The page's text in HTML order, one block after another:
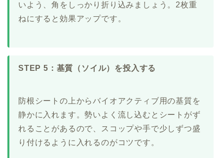
いよう、角をしっかり折り込みましょう。2枚重
ねにすると効果アップです。
STEP 5：基質（ソイル）を投入する
防根シートの上からバイオアクティブ用の基質を
静かに入れます。勢いよく流し込むとシートがず
れることがあるので、スコップや手で少しずつ盛
り付けるように入れるのがコツです。